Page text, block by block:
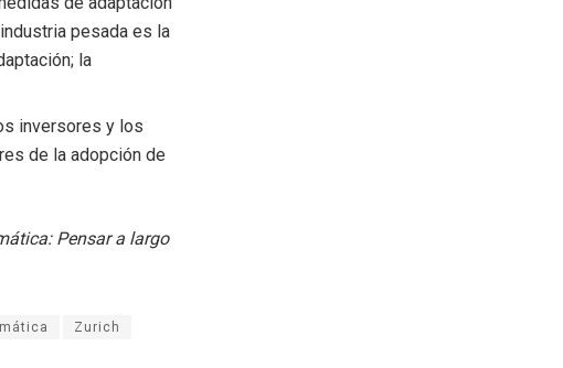
pesada es la
la
inversores y los
de la adopción de
Pensar a largo
Zurich